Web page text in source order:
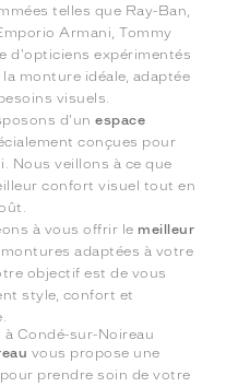
telles que Ray-Ban,
Armani, Tommy
d'opticiens expérimentés
monture idéale, adaptée
visuels.
d'unespace
conçues pour
Nous veillons à ce que
confort visuel tout en
à vous offrir le meilleur
montures adaptées à votre
objectif est de vous
style, confort et
Condé-sur-Noireau
vous propose une
prendre soin de votre